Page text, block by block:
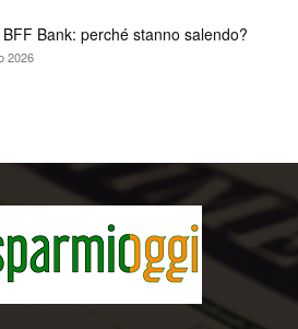
Bank: perché stanno salendo?
2026